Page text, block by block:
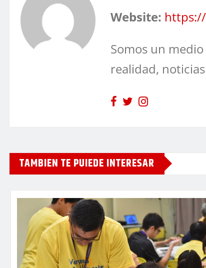
Website:
Somos un
realidad,
TAMBIEN TE PUIEDE INTERESAR